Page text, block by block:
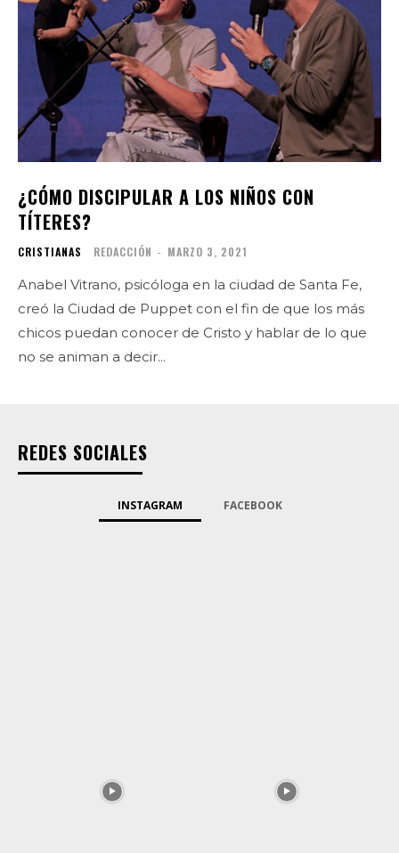
¿CÓMO DISCIPULAR A LOS NIÑOS CON
TÍTERES?
CRISTIANAS REDACCIÓN - MARZO 3, 2021
Anabel Vitrano, psicóloga en la ciudad de Santa Fe,
creó la Ciudad de Puppet con el fin de que los más
chicos puedan conocer de Cristo y hablar de lo que
no se animan a decir...
REDES SOCIALES
INSTAGRAM FACEBOOK